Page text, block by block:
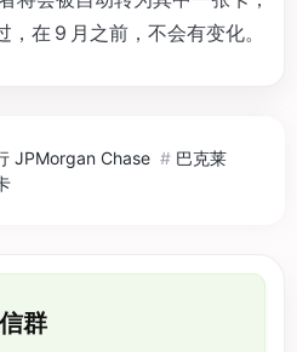
在 9 月之前，不会有变化。
JPMorgan Chase # 巴克莱
群